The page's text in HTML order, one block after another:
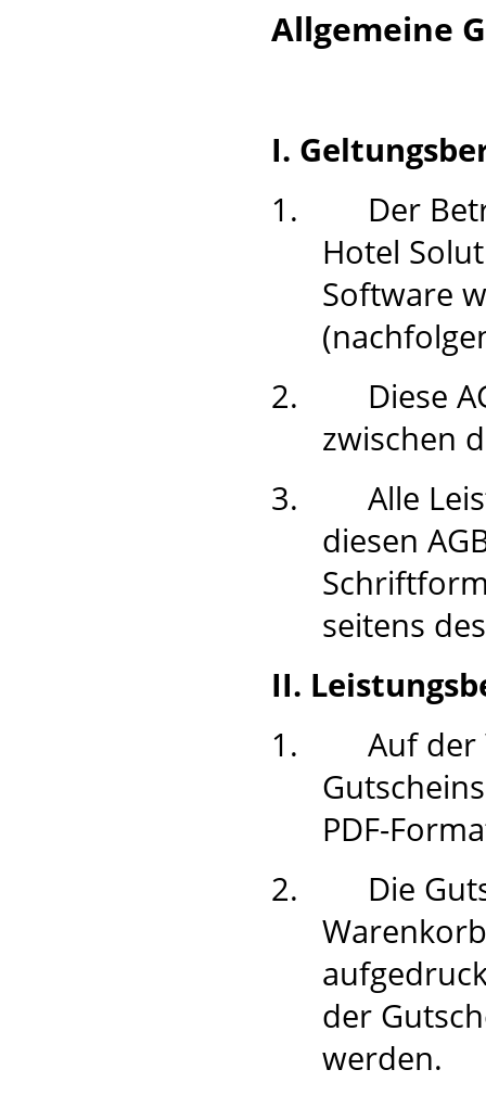
Allgemeine
I.
1.
Der
Hotel
Software
2.
Diese
zwischen
3.
Alle
diesen
seitens
II.
1.
Auf der
PDF-
2.
Die
der
werden.